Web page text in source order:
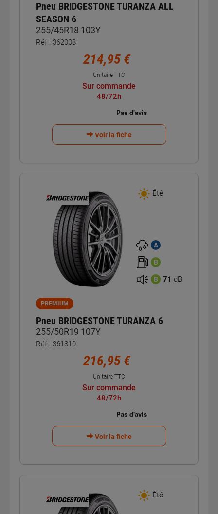
Pneu BRIDGESTONE TURANZA ALL
SEASON 6
255/45R18 103Y
Réf : 362008
214,95 €
Unitaire TTC
Sur commande
48/72h
Voir la fiche
Été
A
B
B 71 dB
PREMIUM
Pneu BRIDGESTONE TURANZA 6
255/50R19 107Y
Réf : 361810
216,95 €
Unitaire TTC
Sur commande
48/72h
Voir la fiche
Été